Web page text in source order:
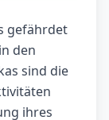
gefährdet
den
sind die
ihres